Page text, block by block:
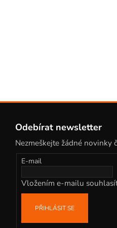
Odebírat newsletter
Nezmeškejte žádné novinky
E-mail
Vložením e-mailu
PŘIHLÁSIT SE